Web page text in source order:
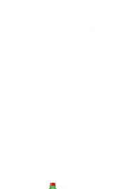
proporcionando uma
Além disso, é
deliciosa para